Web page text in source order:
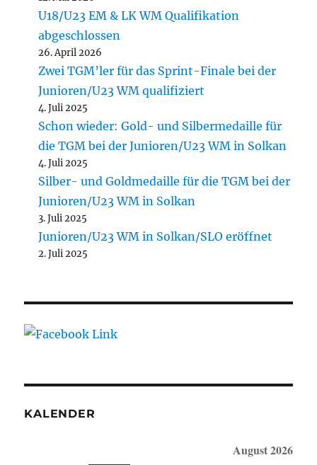
U18/U23 EM & LK WM Qualifikation
abgeschlossen
26. April 2026
Zwei TGM’ler für das Sprint-Finale bei der
Junioren/U23 WM qualifiziert
4. Juli 2025
Schon wieder: Gold- und Silbermedaille für
die TGM bei der Junioren/U23 WM in Solkan
4. Juli 2025
Silber- und Goldmedaille für die TGM bei der
Junioren/U23 WM in Solkan
3. Juli 2025
Junioren/U23 WM in Solkan/SLO eröffnet
2. Juli 2025
KALENDER
August 2026